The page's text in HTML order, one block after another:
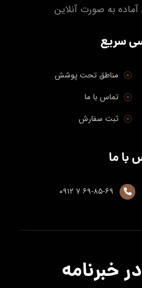
آماده به صورت آنلاین
سریع
مناطق تحت پوشش
تماس با ما
ثبت سفارش
با ما
۶۹-۸۵-۶۹ ۷ ۰۹۱۲
خبرنامه